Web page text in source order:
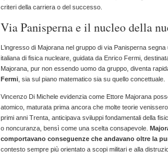
criteri della carriera o del successo.
Via Panisperna e il nucleo della
L’ingresso di Majorana nel gruppo di via Panisperna
italiana di fisica nucleare, guidata da Enrico Fermi,
Majorana, pur non essendo uomo da gruppo, diventa
Fermi , sia sul piano matematico sia su quello concettuale.
Vincenzo Di Michele evidenzia come Ettore Majorana
atomico, maturata prima ancora che molte teorie
primi anni Trenta, anticipava sviluppi fondamentali della
o noncuranza, bensì come una scelta consapevole.
comportavano conseguenze che andavano oltre la
contesto sempre più orientato a scopi militari e alla